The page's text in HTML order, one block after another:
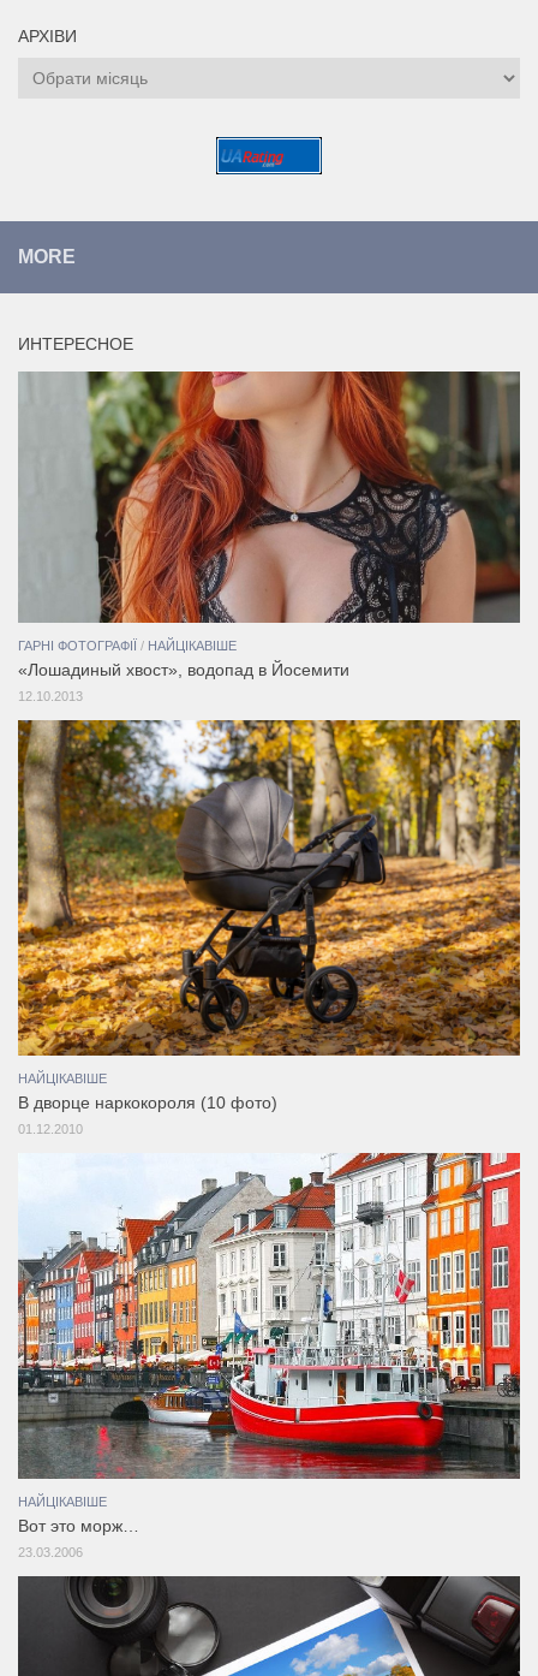
АРХІВИ
Архіви
MORE
ИНТЕРЕСНОЕ
ГАРНІ ФОТОГРАФІЇ / НАЙЦІКАВІШЕ
«Лошадиный хвост», водопад в Йосемити
12.10.2013
НАЙЦІКАВІШЕ
В дворце наркокороля (10 фото)
01.12.2010
НАЙЦІКАВІШЕ
Вот это морж…
23.03.2006